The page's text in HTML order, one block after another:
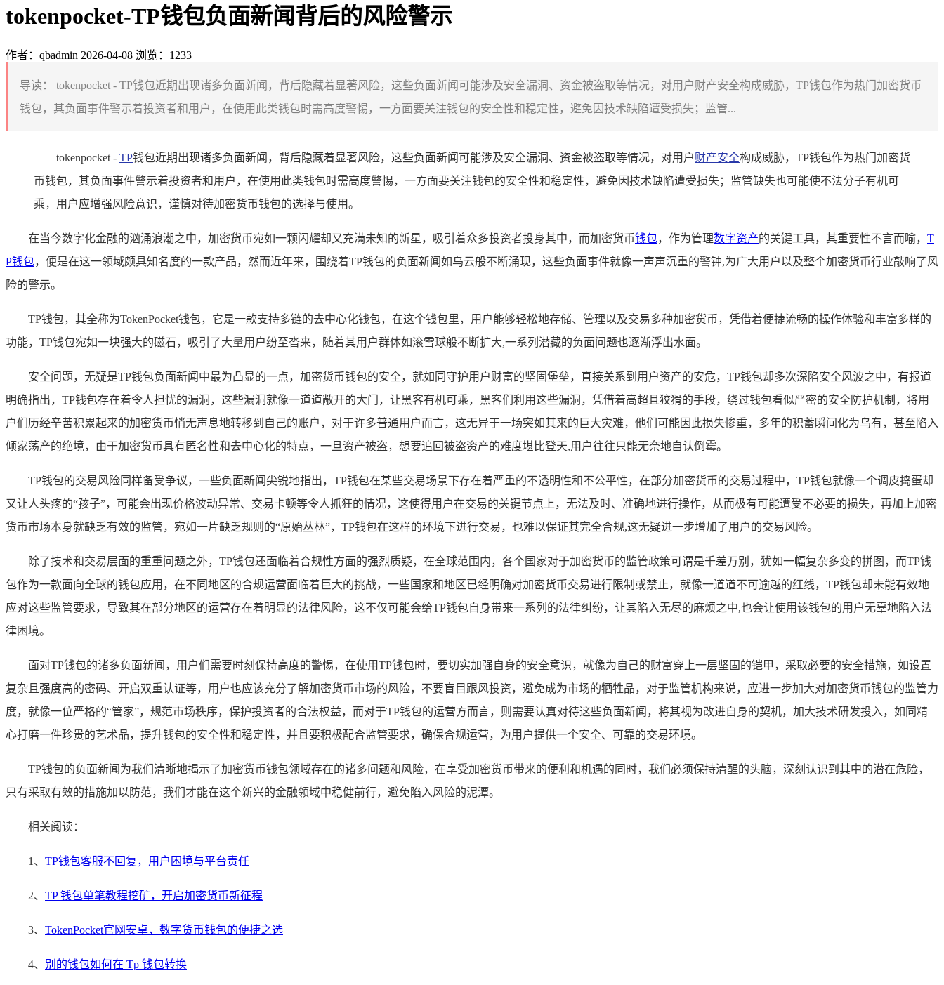
tokenpocket-TP钱包负面新闻背后的风险警示
作者：qbadmin 2026-04-08 浏览：1233
导读：
tokenpocket - TP钱包近期出现诸多负面新闻，背后隐藏着显著风险，这些负面新闻可能涉及安全漏洞、资金被盗取等情况，对用户财产安全构成威胁，TP钱包作为热门加密货币
钱包，其负面事件警示着投资者和用户，在使用此类钱包时需高度警惕，一方面要关注钱包的安全性和稳定性，避免因技术缺陷遭受损失；监管...
tokenpocket - TP钱包近期出现诸多负面新闻，背后隐藏着显著风险，这些负面新闻可能涉及安全漏洞、资金被盗取等情况，对用户财产安全构成威胁，TP钱包作为热门加密货
币钱包，其负面事件警示着投资者和用户，在使用此类钱包时需高度警惕，一方面要关注钱包的安全性和稳定性，避免因技术缺陷遭受损失；监管缺失也可能使不法分子有机可
乘，用户应增强风险意识，谨慎对待加密货币钱包的选择与使用。
在当今数字化金融的汹涌浪潮之中，加密货币宛如一颗闪耀却又充满未知的新星，吸引着众多投资者投身其中，而加密货币钱包，作为管理数字资产的关键工具，其重要性不言而喻， T
P钱包，便是在这一领域颇具知名度的一款产品，然而近年来，围绕着TP钱包的负面新闻如乌云般不断涌现，这些负面事件就像一声声沉重的警钟,为广大用户以及整个加密货币行业敲响了风
险的警示。
TP钱包，其全称为TokenPocket钱包，它是一款支持多链的去中心化钱包，在这个钱包里，用户能够轻松地存储、管理以及交易多种加密货币，凭借着便捷流畅的操作体验和丰富多样的
功能，TP钱包宛如一块强大的磁石，吸引了大量用户纷至沓来，随着其用户群体如滚雪球般不断扩大,一系列潜藏的负面问题也逐渐浮出水面。
安全问题，无疑是TP钱包负面新闻中最为凸显的一点，加密货币钱包的安全，就如同守护用户财富的坚固堡垒，直接关系到用户资产的安危，TP钱包却多次深陷安全风波之中，有报道
明确指出，TP钱包存在着令人担忧的漏洞，这些漏洞就像一道道敞开的大门，让黑客有机可乘，黑客们利用这些漏洞，凭借着高超且狡猾的手段，绕过钱包看似严密的安全防护机制，将用
户们历经辛苦积累起来的加密货币悄无声息地转移到自己的账户，对于许多普通用户而言，这无异于一场突如其来的巨大灾难，他们可能因此损失惨重，多年的积蓄瞬间化为乌有，甚至陷入
倾家荡产的绝境，由于加密货币具有匿名性和去中心化的特点，一旦资产被盗，想要追回被盗资产的难度堪比登天,用户往往只能无奈地自认倒霉。
TP钱包的交易风险同样备受争议，一些负面新闻尖锐地指出，TP钱包在某些交易场景下存在着严重的不透明性和不公平性，在部分加密货币的交易过程中，TP钱包就像一个调皮捣蛋却
又让人头疼的“孩子”，可能会出现价格波动异常、交易卡顿等令人抓狂的情况，这使得用户在交易的关键节点上，无法及时、准确地进行操作，从而极有可能遭受不必要的损失，再加上加密
货币市场本身就缺乏有效的监管，宛如一片缺乏规则的“原始丛林”，TP钱包在这样的环境下进行交易，也难以保证其完全合规,这无疑进一步增加了用户的交易风险。
除了技术和交易层面的重重问题之外，TP钱包还面临着合规性方面的强烈质疑，在全球范围内，各个国家对于加密货币的监管政策可谓是千差万别，犹如一幅复杂多变的拼图，而TP钱
包作为一款面向全球的钱包应用，在不同地区的合规运营面临着巨大的挑战，一些国家和地区已经明确对加密货币交易进行限制或禁止，就像一道道不可逾越的红线，TP钱包却未能有效地
应对这些监管要求，导致其在部分地区的运营存在着明显的法律风险，这不仅可能会给TP钱包自身带来一系列的法律纠纷，让其陷入无尽的麻烦之中,也会让使用该钱包的用户无辜地陷入法
律困境。
面对TP钱包的诸多负面新闻，用户们需要时刻保持高度的警惕，在使用TP钱包时，要切实加强自身的安全意识，就像为自己的财富穿上一层坚固的铠甲，采取必要的安全措施，如设置
复杂且强度高的密码、开启双重认证等，用户也应该充分了解加密货币市场的风险，不要盲目跟风投资，避免成为市场的牺牲品，对于监管机构来说，应进一步加大对加密货币钱包的监管力
度，就像一位严格的“管家”，规范市场秩序，保护投资者的合法权益，而对于TP钱包的运营方而言，则需要认真对待这些负面新闻，将其视为改进自身的契机，加大技术研发投入，如同精
心打磨一件珍贵的艺术品，提升钱包的安全性和稳定性，并且要积极配合监管要求，确保合规运营，为用户提供一个安全、可靠的交易环境。
TP钱包的负面新闻为我们清晰地揭示了加密货币钱包领域存在的诸多问题和风险，在享受加密货币带来的便利和机遇的同时，我们必须保持清醒的头脑，深刻认识到其中的潜在危险，
只有采取有效的措施加以防范，我们才能在这个新兴的金融领域中稳健前行，避免陷入风险的泥潭。
相关阅读：
1、 TP钱包客服不回复，用户困境与平台责任
2、 TP 钱包单笔教程挖矿，开启加密货币新征程
3、 TokenPocket官网安卓，数字货币钱包的便捷之选
4、 别的钱包如何在 Tp 钱包转换